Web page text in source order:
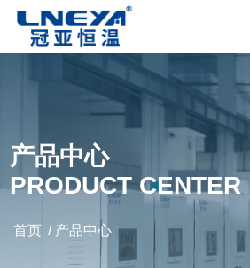
产品中心
PRODUCT CENTER
首页 / 产品中心